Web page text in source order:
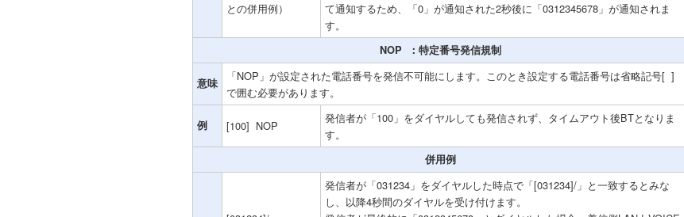
との併用例）
て通知するため、「0」が通知された2秒後に「0312345678」が通知されま
す。
NOP ：特定番号発信規制
意味 「NOP」が設定された電話番号を発信不可能にします。このとき設定する電話番号は省略記号[ ]
で囲む必要があります。
例 [100] NOP
発信者が「100」をダイヤルしても発信されず、タイムアウト後BTとなりま
す。
併用例
発信者が「031234」をダイヤルした時点で「[031234]/」と一致するとみな
し、以降4秒間のダイヤルを受け付けます。